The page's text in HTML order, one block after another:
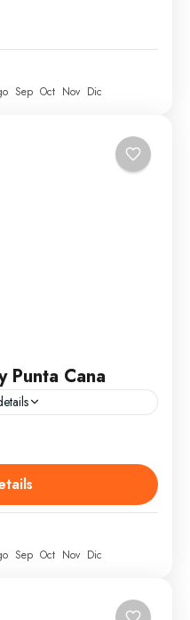
Sep Oct Nov Dic
Punta Cana
pujante e
Es la primera
con espacios
Sep Oct Nov Dic